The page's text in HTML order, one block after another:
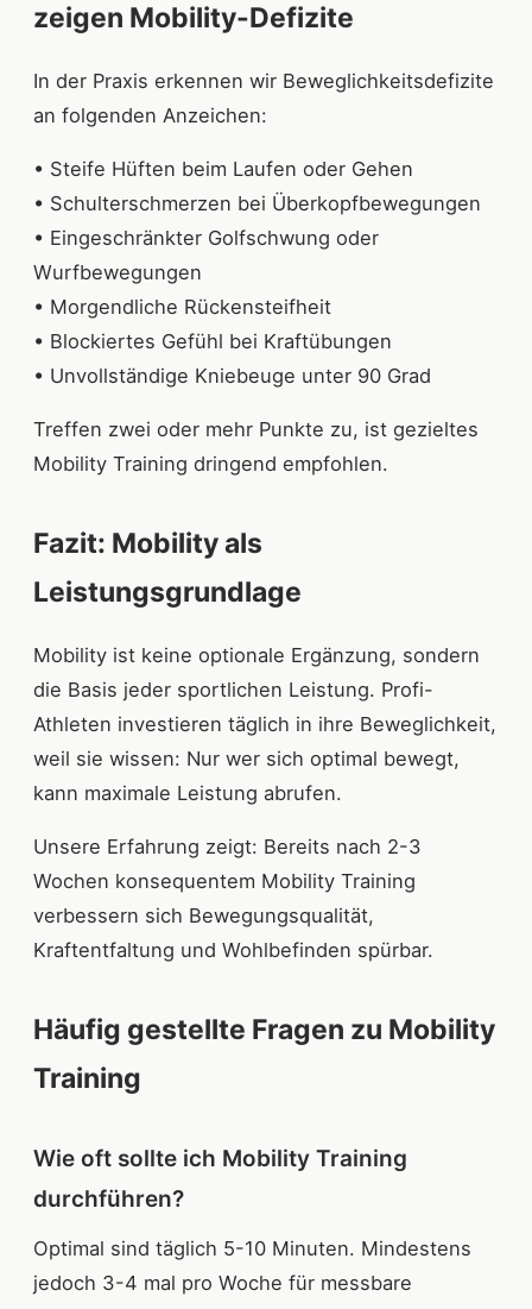
zeigen Mobility-Defizite
In der Praxis erkennen wir Beweglichkeitsdefizite
an folgenden Anzeichen:
• Steife Hüften beim Laufen oder Gehen
• Schulterschmerzen bei Überkopfbewegungen
• Eingeschränkter Golfschwung oder
Wurfbewegungen
• Morgendliche Rückensteifheit
• Blockiertes Gefühl bei Kraftübungen
• Unvollständige Kniebeuge unter 90 Grad
Treffen zwei oder mehr Punkte zu, ist gezieltes
Mobility Training dringend empfohlen.
Fazit: Mobility als
Leistungsgrundlage
Mobility ist keine optionale Ergänzung, sondern
die Basis jeder sportlichen Leistung. Profi-
Athleten investieren täglich in ihre Beweglichkeit,
weil sie wissen: Nur wer sich optimal bewegt,
kann maximale Leistung abrufen.
Unsere Erfahrung zeigt: Bereits nach 2-3
Wochen konsequentem Mobility Training
verbessern sich Bewegungsqualität,
Kraftentfaltung und Wohlbefinden spürbar.
Häufig gestellte Fragen zu Mobility
Training
Wie oft sollte ich Mobility Training
durchführen?
Optimal sind täglich 5-10 Minuten. Mindestens
jedoch 3-4 mal pro Woche für messbare